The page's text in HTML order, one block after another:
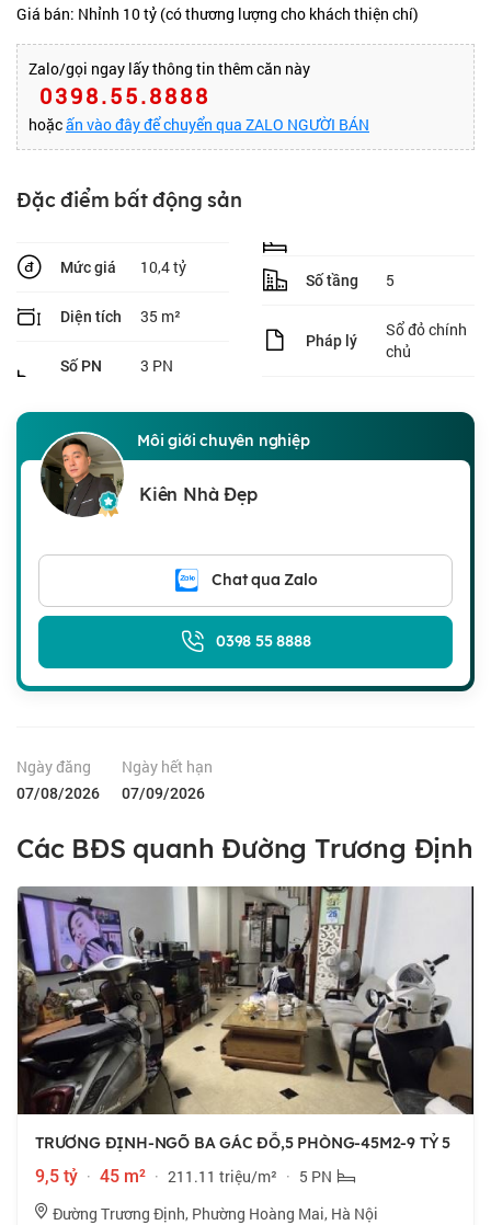
Giá bán: Nhỉnh 10 tỷ (có thương lượng cho khách thiện chí)
Zalo/gọi ngay lấy thông tin thêm căn này
0398.55.8888
hoặcấn vào đây để chuyển qua ZALO NGƯỜI BÁN
Đặc điểm bất động sản
Mức giá 10,4 tỷ
Diện tích 35 m²
Số PN 3 PN
Số tầng 5
Pháp lý
Sổ đỏ chính
chủ
Môi giới chuyên nghiệp
Kiên Nhà Đẹp
Chat qua Zalo
0398 55 8888
Ngày đăng
07/08/2026
Ngày hết hạn
07/09/2026
Các BĐS quanh Đường Trương Định
TRƯƠNG ĐỊNH-NGÕ BA GÁC ĐỖ,5 PHÒNG-45M2-9 TỶ 5
9,5 tỷ · 45 m² · 211.11 triệu/m² · 5 PN
Đường Trương Định, Phường Hoàng Mai, Hà Nội